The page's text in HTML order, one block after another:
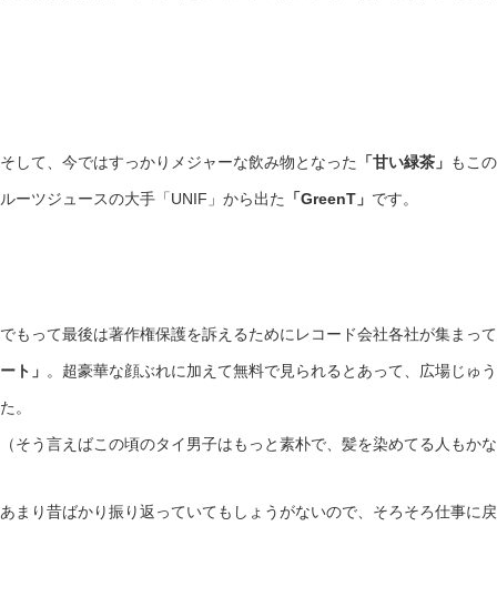
そして、今ではすっかりメジャーな飲み物となった 「甘い緑茶」 もこ
ルーツジュースの大手「UNIF」から出た 「GreenT」 です。
でもって最後は著作権保護を訴えるためにレコード会社各社が集まって
ート」 。超豪華な顔ぶれに加えて無料で見られるとあって、広場じゅ
た。
（そう言えばこの頃のタイ男子はもっと素朴で、髪を染めてる人もか
あまり昔ばかり振り返っていてもしょうがないので、そろそろ仕事に